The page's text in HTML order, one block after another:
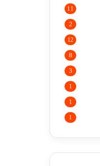
11
2
12
8
3
1
1
1